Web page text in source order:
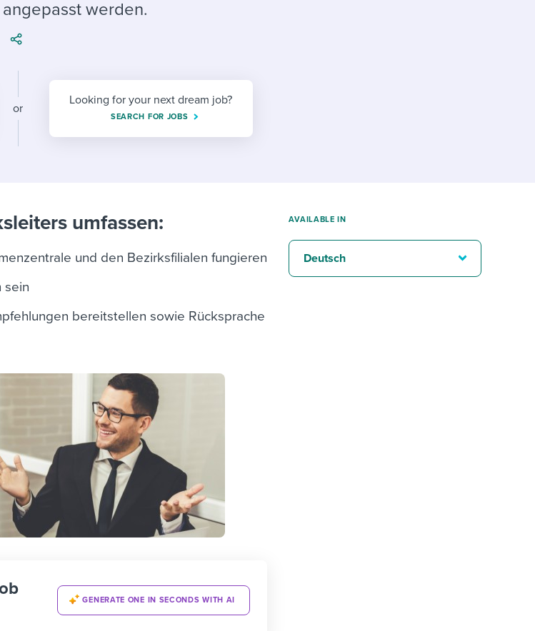
Workable customer stories
Workable customer stories
werden.
or
Looking for your next dream job?
SEARCH FOR JOBS
umfassen:
und den Bezirksfilialen fungieren
sein
bereitstellen sowie Rücksprache
GENERATE ONE IN SECONDS WITH AI
AVAILABLE IN
Deutsch